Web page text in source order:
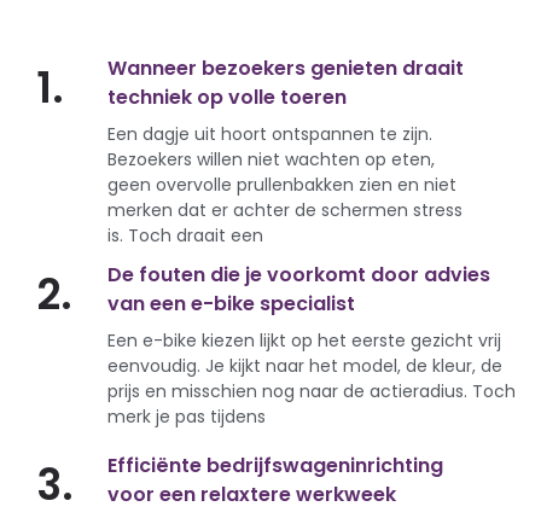
1.
Wanneer bezoekers genieten draait
techniek op volle toeren
Een dagje uit hoort ontspannen te zijn.
Bezoekers willen niet wachten op eten,
geen overvolle prullenbakken zien en niet
merken dat er achter de schermen stress
is. Toch draait een
2.
De fouten die je voorkomt door advies
van een e-bike specialist
Een e-bike kiezen lijkt op het eerste gezicht vrij
eenvoudig. Je kijkt naar het model, de kleur, de
prijs en misschien nog naar de actieradius. Toch
merk je pas tijdens
3.
Efficiënte bedrijfswageninrichting
voor een relaxtere werkweek